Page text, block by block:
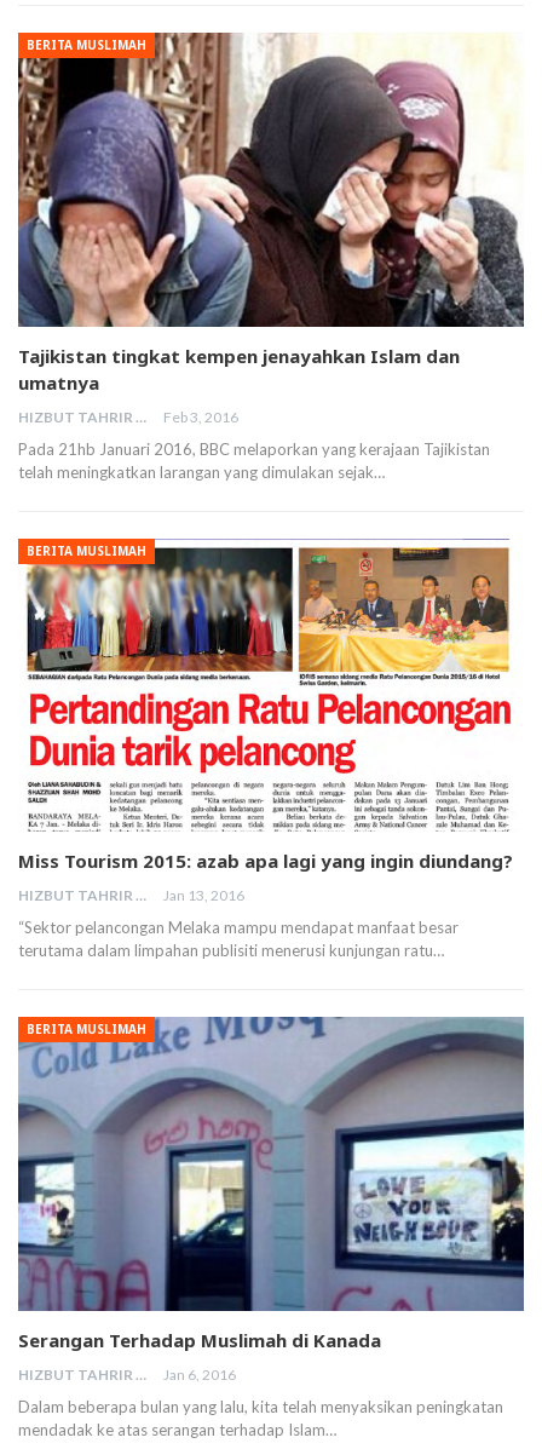
BERITA MUSLIMAH
Tajikistan tingkat kempen jenayahkan Islam dan
umatnya
HIZBUT TAHRIR MALAYSIA Feb 3, 2016
Pada 21hb Januari 2016, BBC melaporkan yang kerajaan Tajikistan
telah meningkatkan larangan yang dimulakan sejak…
BERITA MUSLIMAH
Miss Tourism 2015: azab apa lagi yang ingin diundang?
HIZBUT TAHRIR MALAYSIA Jan 13, 2016
“Sektor pelancongan Melaka mampu mendapat manfaat besar
terutama dalam limpahan publisiti menerusi kunjungan ratu…
BERITA MUSLIMAH
Serangan Terhadap Muslimah di Kanada
HIZBUT TAHRIR MALAYSIA Jan 6, 2016
Dalam beberapa bulan yang lalu, kita telah menyaksikan peningkatan
mendadak ke atas serangan terhadap Islam…